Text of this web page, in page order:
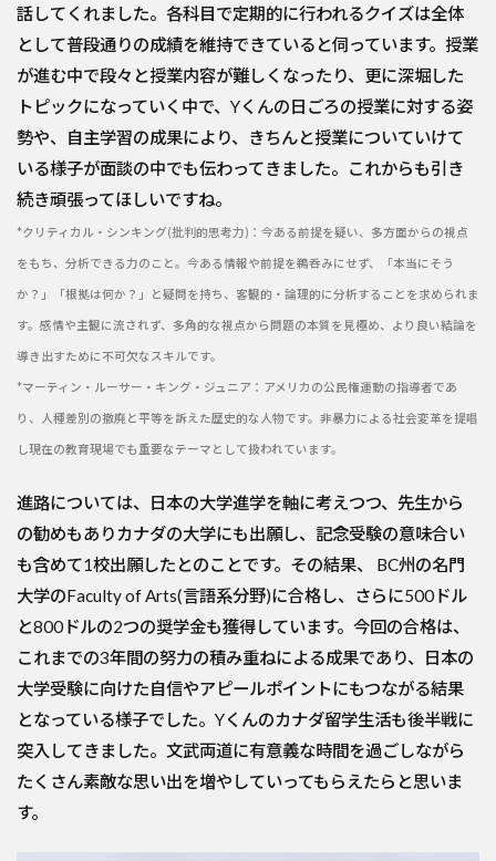
話してくれました。各科目で定期的に行われるクイズは全体
として普段通りの成績を維持できていると伺っています。授業
が進む中で段々と授業内容が難しくなったり、更に深堀した
トピックになっていく中で、Yくんの日ごろの授業に対する姿
勢や、自主学習の成果により、きちんと授業についていけて
いる様子が面談の中でも伝わってきました。これからも引き
続き頑張ってほしいですね。
*クリティカル・シンキング(批判的思考力)：今ある前提を疑い、多方面からの視点
をもち、分析できる力のこと。今ある情報や前提を鵜呑みにせず、「本当にそう
か？」「根拠は何か？」と疑問を持ち、客観的・論理的に分析することを求められま
す。感情や主観に流されず、多角的な視点から問題の本質を見極め、より良い結論を
導き出すために不可欠なスキルです。
*マーティン・ルーサー・キング・ジュニア：アメリカの公民権運動の指導者であ
り、人種差別の撤廃と平等を訴えた歴史的な人物です。非暴力による社会変革を提唱
し現在の教育現場でも重要なテーマとして扱われています。
進路については、日本の大学進学を軸に考えつつ、先生から
の勧めもありカナダの大学にも出願し、記念受験の意味合い
も含めて1校出願したとのことです。その結果、 BC州の名門
大学のFaculty of Arts(言語系分野)に合格し、さらに500ドル
と800ドルの2つの奨学金も獲得しています。今回の合格は、
これまでの3年間の努力の積み重ねによる成果であり、日本の
大学受験に向けた自信やアピールポイントにもつながる結果
となっている様子でした。Yくんのカナダ留学生活も後半戦に
突入してきました。文武両道に有意義な時間を過ごしながら
たくさん素敵な思い出を増やしていってもらえたらと思いま
す。